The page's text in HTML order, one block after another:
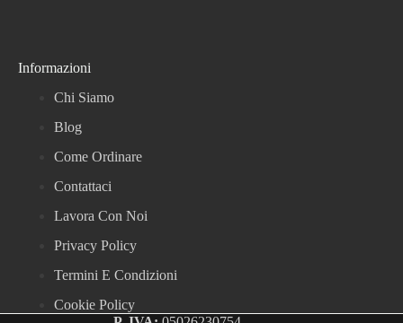
Informazioni
Chi Siamo
Blog
Come Ordinare
Contattaci
Lavora Con Noi
Privacy Policy
Termini E Condizioni
Cookie Policy